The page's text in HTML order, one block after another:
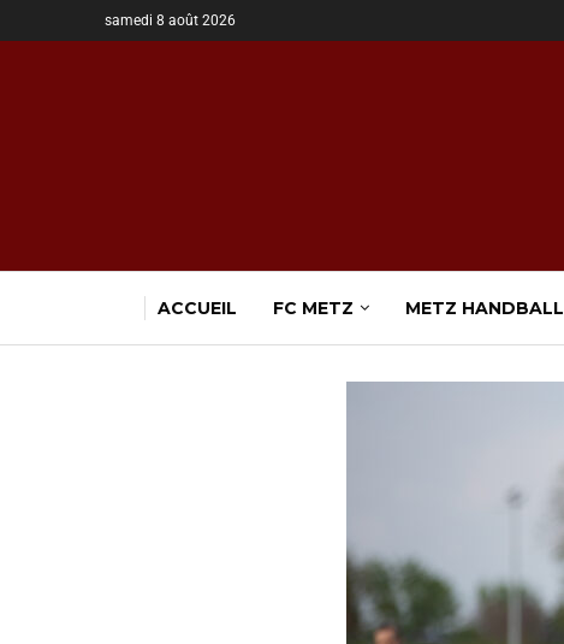
samedi 8 août 2026
ACCUEIL FC METZ METZ HANDBALL